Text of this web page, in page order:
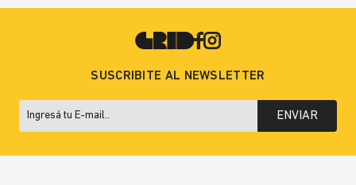
SUSCRIBITE AL NEWSLETTER
ENVIAR